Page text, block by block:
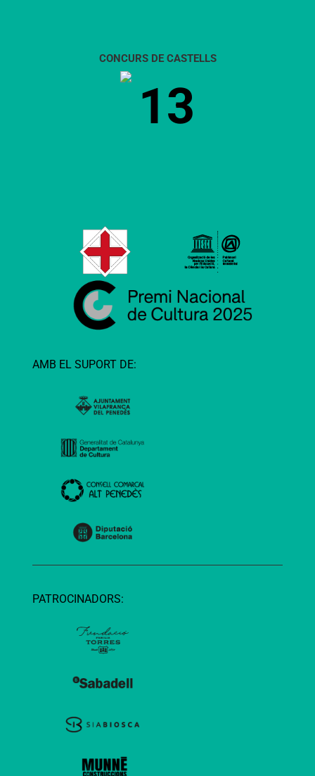
CONCURS DE CASTELLS
13
AMB EL SUPORT DE:
PATROCINADORS: